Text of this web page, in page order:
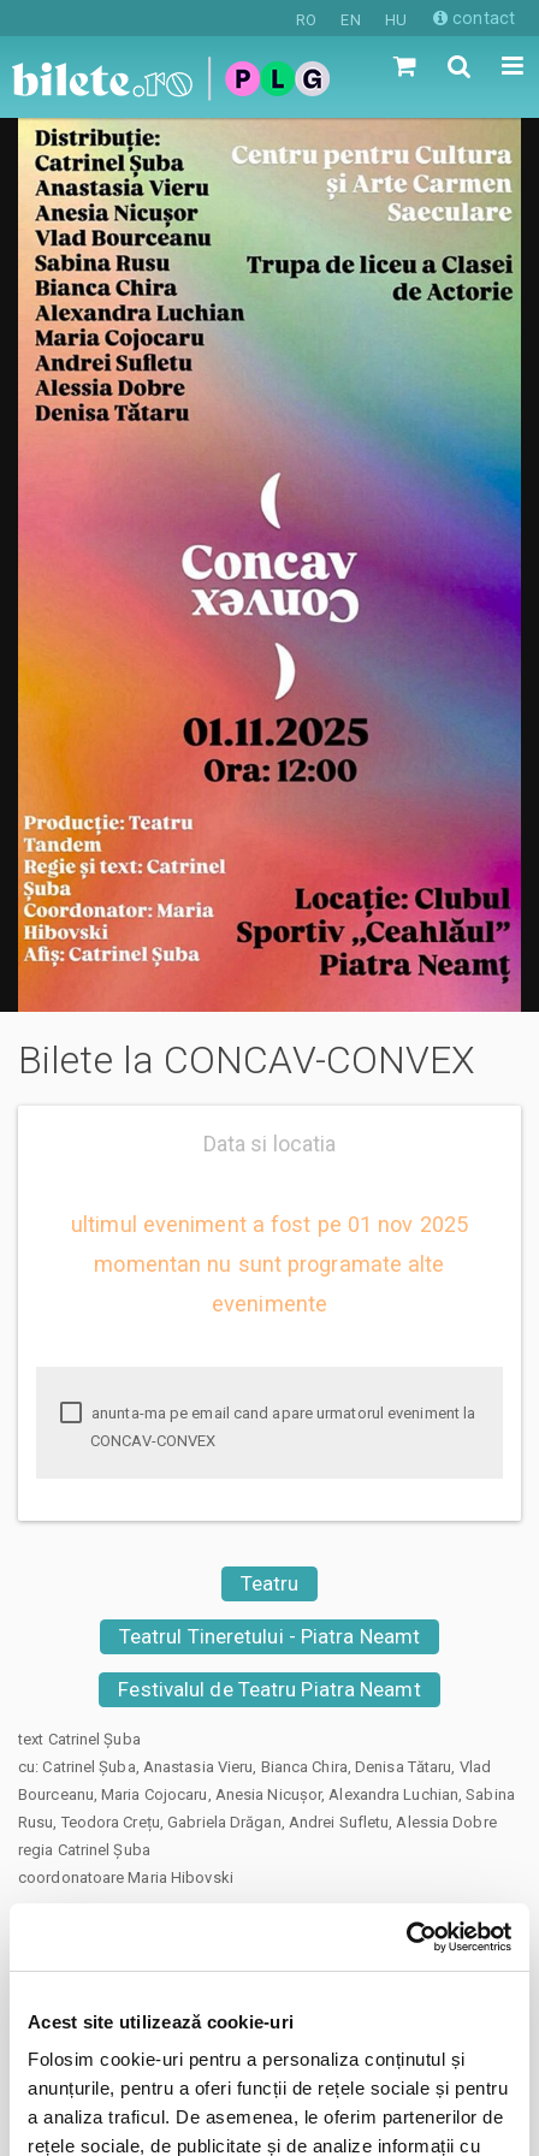
Acest site utilizează cookie-uri
Folosim cookie-uri pentru a personaliza conținutul și
anunțurile, pentru a oferi funcții de rețele sociale și pentru
a analiza traficul. De asemenea, le oferim partenerilor de
rețele sociale, de publicitate și de analize informații cu
RO EN HU contact
Bilete la CONCAV-CONVEX
Data si locatia
ultimul eveniment a fost pe 01 nov 2025
momentan nu sunt programate alte
evenimente
CONCAV-CONVEX
Teatru
Teatrul Tineretului - Piatra Neamt
Festivalul de Teatru Piatra Neamt
text Catrinel Șuba
cu: Catrinel Șuba, Anastasia Vieru, Bianca Chira, Denisa Tătaru, Vlad
Bourceanu, Maria Cojocaru, Anesia Nicușor, Alexandra Luchian, Sabina
Rusu, Teodora Crețu, Gabriela Drăgan, Andrei Sufletu, Alessia Dobre
regia Catrinel Șuba
coordonatoare Maria Hibovski
manieră metaforică adevărul din spatele unei măști pe care o purtăm zi
și ușurința distrugerii și cum aceasta formează o coliziune cu care ne
înfruntăm prin diferite forme . Putem oare să vorbim toți de același
lucru, dar să-l numim diferit? Răspunsul vă aparține.